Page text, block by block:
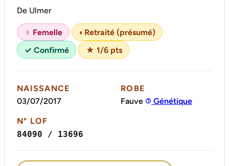
De Ulmer
♀ Femelle ◐ Retraité (présumé)
✓ Confirmé
★ 1/6 pts
NAISSANCE
03/07/2017
ROBE
Fauve
Génétique
N° LOF
84090 / 13696